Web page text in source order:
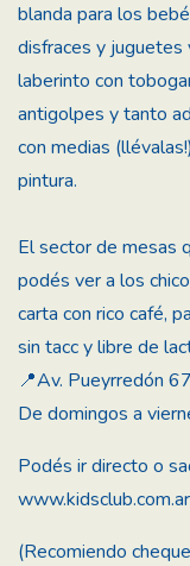
blanda para los
disfraces y juguetes
laberinto con
antigolpes y tanto
con medias
pintura.
El sector de mesas
podés ver a los
carta con rico café,
sin tacc y libre de
📍Av. Pueyrredón
De domingos a
Podés ir directo o
www.kidsclub.com.ar
(Recomiendo